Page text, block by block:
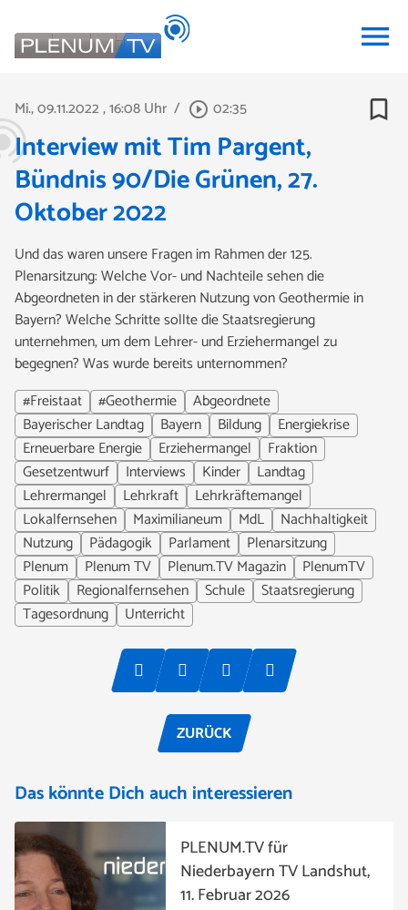
menu
Mi., 09.11.2022, 16:08 Uhr / play_circle_outline 02:35 bookmark_border
Interview mit Tim Pargent,
Bündnis 90/Die Grünen, 27.
Oktober 2022
Und das waren unsere Fragen im Rahmen der 125.
Plenarsitzung: Welche Vor- und Nachteile sehen die
Abgeordneten in der stärkeren Nutzung von Geothermie in
Bayern? Welche Schritte sollte die Staatsregierung
unternehmen, um dem Lehrer- und Erziehermangel zu
begegnen? Was wurde bereits unternommen?
#Freistaat
#Geothermie
Abgeordnete
Bayerischer Landtag
Bayern Bildung
Energiekrise
Erneuerbare Energie
Erziehermangel
Fraktion
Gesetzentwurf
Interviews Kinder
Landtag
Lehrermangel
Lehrkraft
Lehrkräftemangel
Lokalfernsehen
Maximilianeum MdL
Nachhaltigkeit
Nutzung
Pädagogik Parlament
Plenarsitzung
Plenum
Plenum TV Plenum.TV Magazin
PlenumTV
Politik
Regionalfernsehen Schule
Staatsregierung
Tagesordnung
Unterricht
ZURÜCK
Das könnte Dich auch interessieren
PLENUM.TV für
Niederbayern TV Landshut,
11. Februar 2026